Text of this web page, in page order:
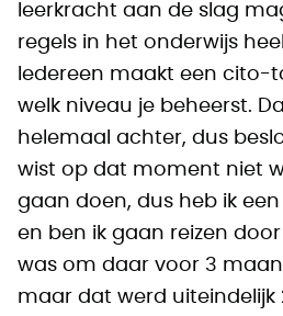
leerkracht aan de slag
regels in het onderwijs
Iedereen maakt een cito-
welk niveau je beheerst.
helemaal achter, dus
wist op dat moment niet
gaan doen, dus heb ik
en ben ik gaan reizen
was om daar voor 3
maar dat werd uiteindelijk